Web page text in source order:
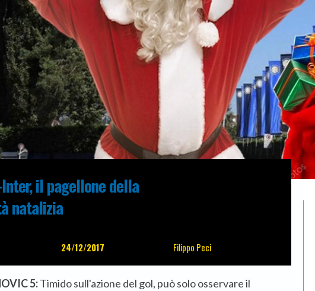
il pagellone della
natalizia
24/12/2017 Filippo Peci
5:Timido sull'azione del gol, può solo osservare il